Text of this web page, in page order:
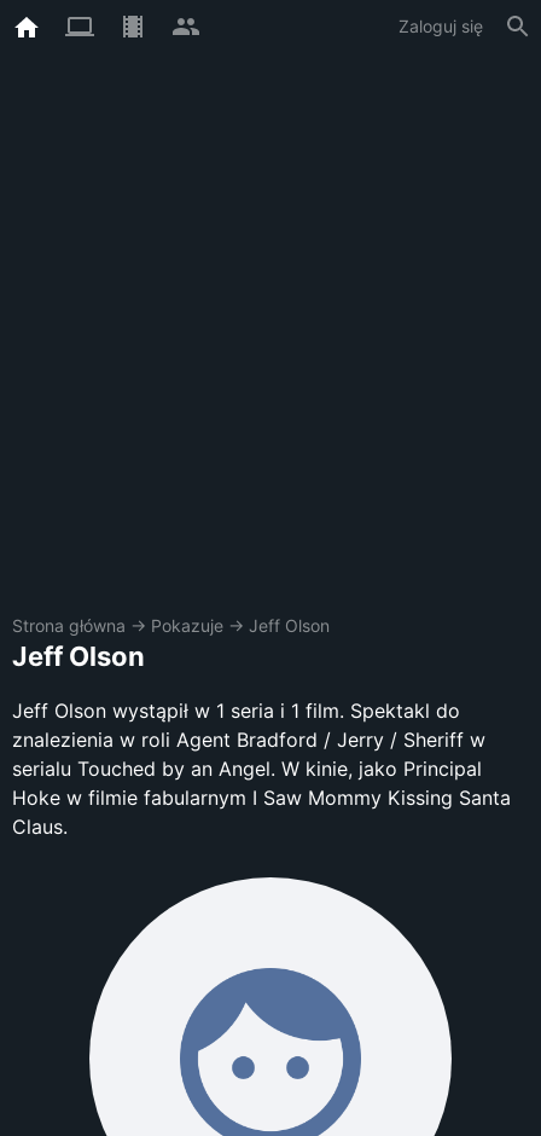
Zaloguj się
Strona główna → Pokazuje → Jeff Olson
Jeff Olson
Jeff Olson wystąpił w 1 seria i 1 film. Spektakl do
znalezienia w roli Agent Bradford / Jerry / Sheriff w
serialu Touched by an Angel. W kinie, jako Principal
Hoke w filmie fabularnym I Saw Mommy Kissing Santa
Claus.